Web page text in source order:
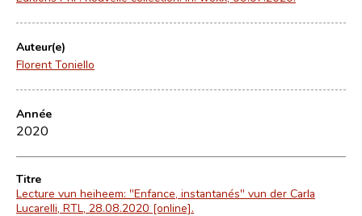
Auteur(e)
Florent Toniello
Année
2020
Titre
Lecture vun heiheem: "Enfance, instantanés" vun der Carla
Lucarelli, RTL, 28.08.2020 [online].